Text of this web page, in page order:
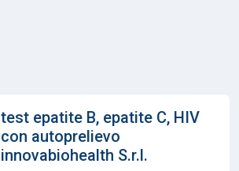
test epatite B, epatite C, HIV
con autoprelievo
innovabiohealth S.r.l.